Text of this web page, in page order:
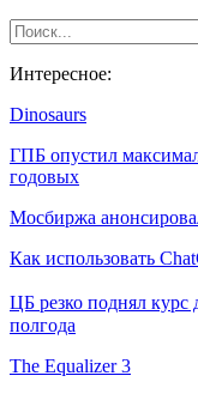
Интересное:
Dinosaurs
ГПБ опустил
годовых
Мосбиржа
Как использовать
ЦБ резко поднял
полгода
The Equalizer 3